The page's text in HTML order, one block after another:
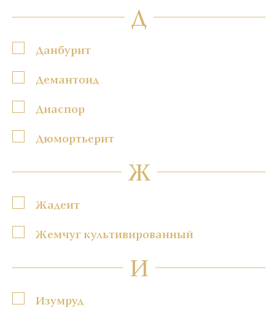
Д
Данбурит
Демантоид
Диаспор
Дюмортьерит
Ж
Жадеит
Жемчуг культивированный
И
Изумруд